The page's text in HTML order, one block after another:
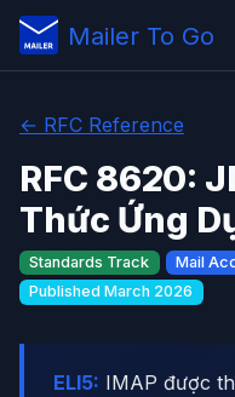
Mailer To Go
← RFC Reference
RFC 8620:
Thức Ứng
Standards Track
Mail
Published March 2026
ELI5: IMAP được